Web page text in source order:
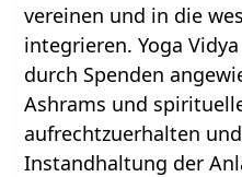
vereinen und in die
integrieren. Yoga
durch Spenden
Ashrams und
aufrechtzuerhalten
Instandhaltung der